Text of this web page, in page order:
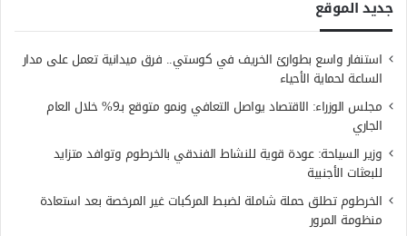
جديد الموقع
استنفار واسع بطوارئ الخريف في كوستي.. فرق ميدانية تعمل على مدار
الساعة لحماية الأحياء
مجلس الوزراء: الاقتصاد يواصل التعافي ونمو متوقع بـ9% خلال العام
الجاري
وزير السياحة: عودة قوية للنشاط الفندقي بالخرطوم وتوافد متزايد
للبعثات الأجنبية
الخرطوم تطلق حملة شاملة لضبط المركبات غير المرخصة بعد استعادة
منظومة المرور